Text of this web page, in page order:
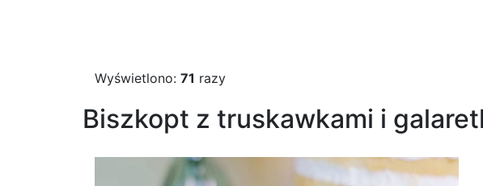
Wyświetlono: 71 razy
Biszkopt z truskawkami i